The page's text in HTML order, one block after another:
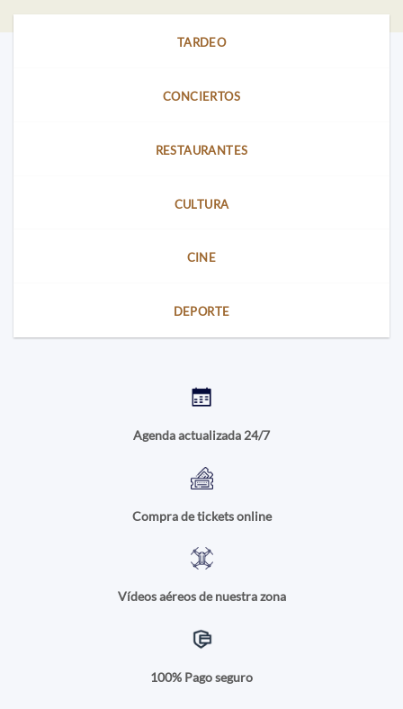
TARDEO
CONCIERTOS
RESTAURANTES
CULTURA
CINE
DEPORTE
Agenda actualizada 24/7
Compra de tickets online
Vídeos aéreos de nuestra zona
100% Pago seguro